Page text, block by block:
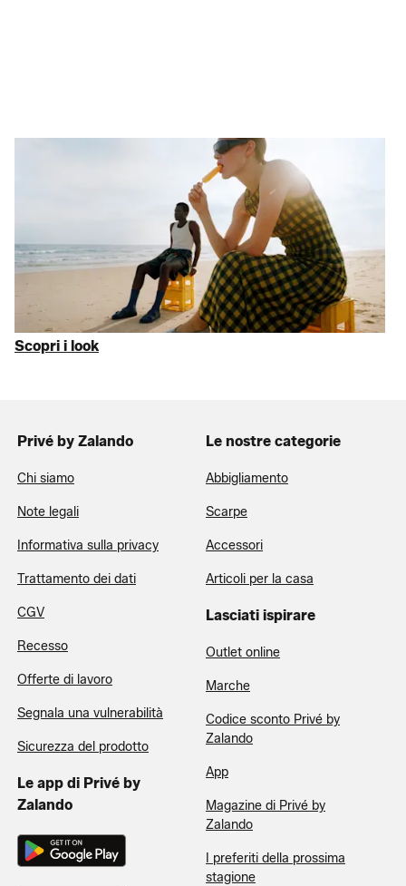
Non perdere l’aereo, perdi i
Gli essenziali alla base della tua routine di moda estiva. Dalle
iconeBirkenstock e dal denimLevi’sallamoda maree agli
abiti
che cambiano drasticamente lo stile: abbiamo scovato per te
solo il meglio con uno sconto fino al 75% sul MSRP. Chiudi le
valigie
e parti. ConONLYe molto altro.
Scopri i look
Privé by Zalando
Chi siamo
Note legali
Informativa sulla privacy
Trattamento dei dati
CGV
Recesso
Offerte di lavoro
Segnala una vulnerabilità
Sicurezza del prodotto
Le app di Privé by
Zalando
Le nostre categorie
Abbigliamento
Scarpe
Accessori
Articoli per la casa
Lasciati ispirare
Outlet online
Marche
Codice sconto Privé by
Zalando
App
Magazine di Privé by
Zalando
I preferiti della prossima
stagione